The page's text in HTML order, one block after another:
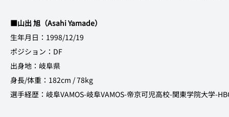
■山出 旭（Asahi Yamade）
生年月日：1998/12/19
ポジション：DF
出身地：岐阜県
身長/体重：182cm / 78kg
選手経歴：岐阜VAMOS-岐阜VAMOS-帝京可児高校-関東学院大学-